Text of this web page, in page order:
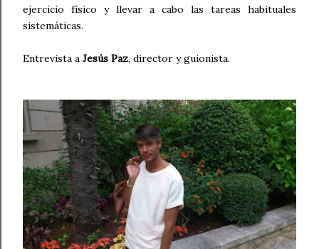
ejercicio físico y llevar a cabo las tareas habituales
sistemáticas.
Entrevista a Jesús Paz, director y guionista.